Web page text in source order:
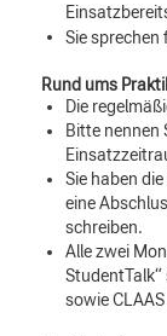
Sie sprechen
Rund ums
Die
Bitte nennen
Sie haben
eine
schreiben.
Alle zwei
sowie